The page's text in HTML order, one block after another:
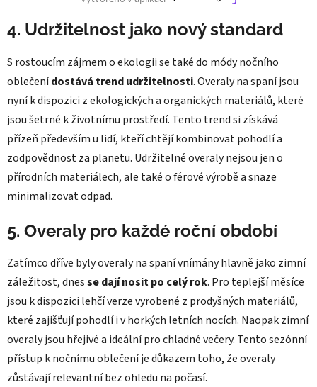
4. Udržitelnost jako nový standard
S rostoucím zájmem o ekologii se také do módy nočního
oblečenídostává trend udržitelnosti. Overaly na spaní jsou
nyní k dispozici z ekologických a organických materiálů, které
jsou šetrné k životnímu prostředí. Tento trend si získává
přízeň především u lidí, kteří chtějí kombinovat pohodlí a
zodpovědnost za planetu. Udržitelné overaly nejsou jen o
přírodních materiálech, ale také o férové výrobě a snaze
minimalizovat odpad.
5. Overaly pro každé roční období
Zatímco dříve byly overaly na spaní vnímány hlavně jako zimní
záležitost, dnesse dají nosit po celý rok. Pro teplejší měsíce
jsou k dispozici lehčí verze vyrobené z prodyšných materiálů,
které zajišťují pohodlí i v horkých letních nocích. Naopak zimní
overaly jsou hřejivé a ideální pro chladné večery. Tento sezónní
přístup k nočnímu oblečení je důkazem toho, že overaly
zůstávají relevantní bez ohledu na počasí.